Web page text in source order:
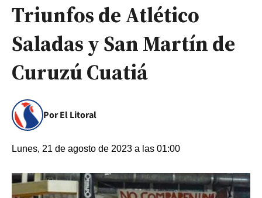
Triunfos de Atlético
Saladas y San Martín de
Curuzú Cuatiá
Por El Litoral
Lunes, 21 de agosto de 2023 a las 01:00